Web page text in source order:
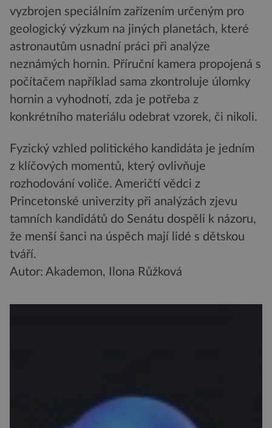
vyzbrojen speciálním zařízením určeným pro
geologický výzkum na jiných planetách, které
astronautům usnadní práci při analýze
neznámých hornin. Příruční kamera propojená s
počítačem například sama zkontroluje úlomky
hornin a vyhodnotí, zda je potřeba z
konkrétního materiálu odebrat vzorek, či nikoli.
Fyzický vzhled politického kandidáta je jedním
z klíčových momentů, který ovlivňuje
rozhodování voliče. Američtí vědci z
Princetonské univerzity při analýzách zjevu
tamních kandidátů do Senátu dospěli k názoru,
že menší šanci na úspěch mají lidé s dětskou
tváří.
Autor: Akademon, Ilona Růžková